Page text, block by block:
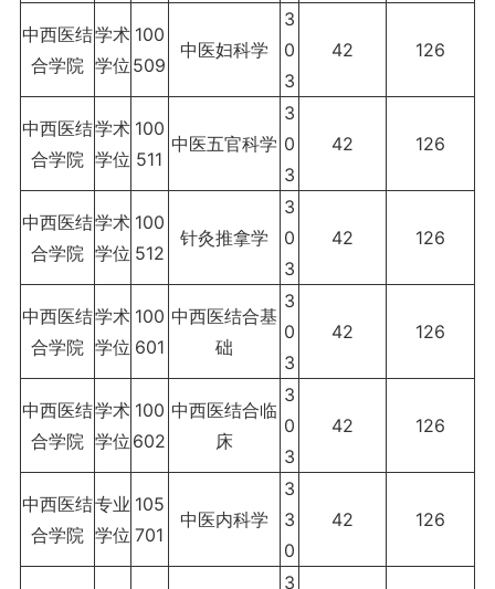
中西医结
合学院
学术
学位
100
509
中医妇科学
3
0
3
42 126
中西医结
合学院
学术
学位
100
511
中医五官科学
3
0
3
42 126
中西医结
合学院
学术
学位
100
512
针灸推拿学
3
0
3
42 126
中西医结
合学院
学术
学位
100
601
中西医结合基
础
3
0
3
42 126
中西医结
合学院
学术
学位
100
602
中西医结合临
床
3
0
3
42 126
中西医结
合学院
专业
学位
105
701
中医内科学
3
3
0
42 126
3